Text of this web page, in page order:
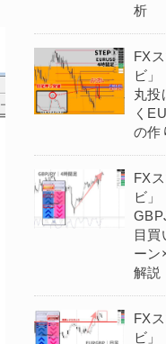
析
FX
ビ」
丸投
く
の作
FX
ビ」
目買
ーン
解説
FX
ビ